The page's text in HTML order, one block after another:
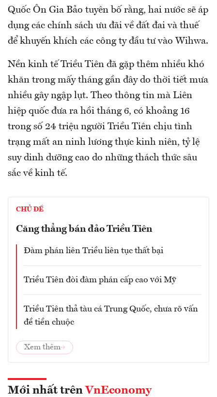
Quốc Ôn Gia Bảo tuyên bố rằng, hai nước sẽ áp
dụng các chính sách ưu đãi về đất đai và thuế
để khuyến khích các công ty đầu tư vào Wihwa.
Nền kinh tế Triều Tiên đã gặp thêm nhiều khó
khăn trong mấy tháng gần đây do thời tiết mưa
nhiều gây ngập lụt. Theo thông tin mà Liên
hiệp quốc đưa ra hồi tháng 6, có khoảng 16
trong số 24 triệu người Triều Tiên chịu tình
trạng mất an ninh lương thực kinh niên, tỷ lệ
suy dinh dưỡng cao do những thách thức sâu
sắc về kinh tế.
CHỦ ĐỀ
Căng thẳng bán đảo Triều Tiên
Đàm phán liên Triều liên tục thất bại
Triều Tiên đòi đàm phán cấp cao với Mỹ
Triều Tiên thả tàu cá Trung Quốc, chưa rõ vấn
đề tiền chuộc
Xem thêm
Mới nhất trên VnEconomy